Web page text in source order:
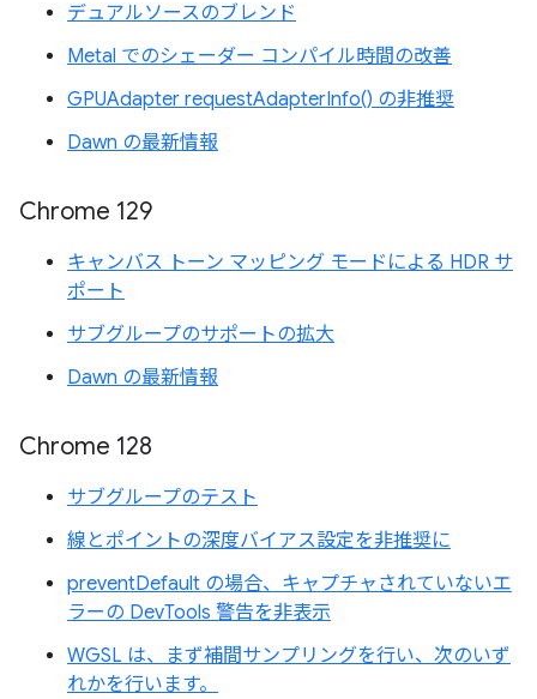
デュアルソースのブレンド
Metal でのシェーダー コンパイル時間の改善
GPUAdapter requestAdapterInfo() の非推奨
Dawn の最新情報
Chrome 129
キャンバス トーン マッピング モードによる HDR サ
ポート
サブグループのサポートの拡大
Dawn の最新情報
Chrome 128
サブグループのテスト
線とポイントの深度バイアス設定を非推奨に
preventDefault の場合、キャプチャされていないエ
ラーの DevTools 警告を非表示
WGSL は、まず補間サンプリングを行い、次のいず
れかを行います。